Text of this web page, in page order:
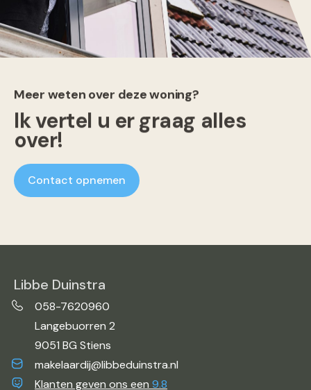
Meer weten over deze woning?
Ik vertel u er graag alles
over!
Contact opnemen
Libbe Duinstra
058-7620960
Langebuorren 2
9051 BG Stiens
makelaardij@libbeduinstra.nl
Klanten geven ons een 9.8